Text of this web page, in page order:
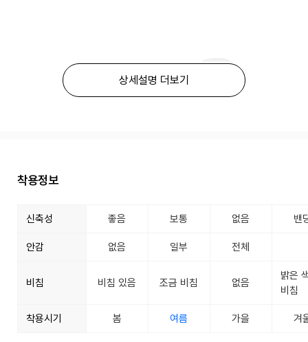
상세설명 더보기
착용정보
신축성 좋음 보통 없음 밴
안감 없음 일부 전체
비침 비침 있음 조금 비침 없음
밝은
비침
착용시기 봄 여름 가을 겨